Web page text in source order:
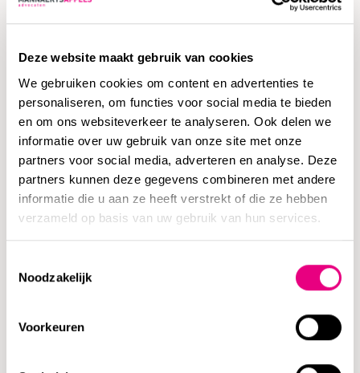
Deze website maakt gebruik van cookies
We gebruiken cookies om content en advertenties te
personaliseren, om functies voor social media te bieden
en om ons websiteverkeer te analyseren. Ook delen we
informatie over uw gebruik van onze site met onze
partners voor social media, adverteren en analyse. Deze
partners kunnen deze gegevens combineren met andere
informatie die u aan ze heeft verstrekt of die ze hebben
verzameld op basis van uw gebruik van hun services.
Noodzakelijk
Voorkeuren
Die Energie und die Draufgängermentalität von
Unternehmern sprechen Chris sehr an. Er schöpft Energie
aus der Bildung von Partnerschaften, die sich nahtlos in die
spezifische Situation des Unternehmers einfügen. Darüber
hinaus setzt Chris bei Rechtsstreitigkeiten immer den
guten Willen aller Parteien voraus, um eine Lösung zu
Kampfgeist